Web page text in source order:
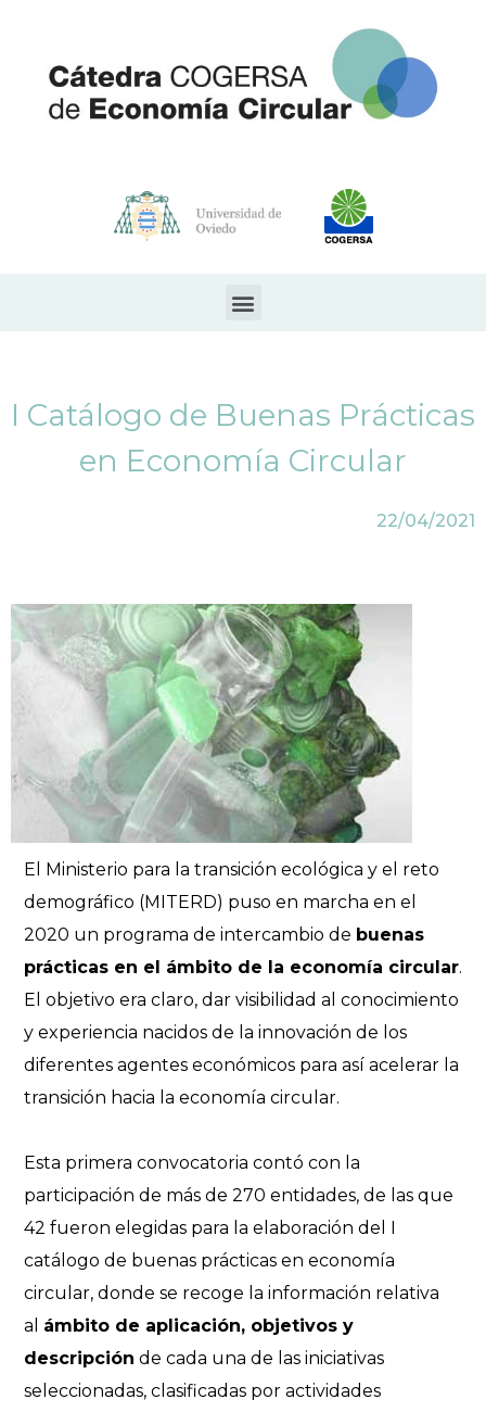
I Catálogo de Buenas Prácticas
en Economía Circular
22/04/2021
El Ministerio para la transición ecológica y el reto
demográfico (MITERD) puso en marcha en el
2020 un programa de intercambio de buenas
prácticas en el ámbito de la economía circular.
El objetivo era claro, dar visibilidad al conocimiento
y experiencia nacidos de la innovación de los
diferentes agentes económicos para así acelerar la
transición hacia la economía circular.
Esta primera convocatoria contó con la
participación de más de 270 entidades, de las que
42 fueron elegidas para la elaboración del I
catálogo de buenas prácticas en economía
circular, donde se recoge la información relativa
al ámbito de aplicación, objetivos y
descripción de cada una de las iniciativas
seleccionadas, clasificadas por actividades